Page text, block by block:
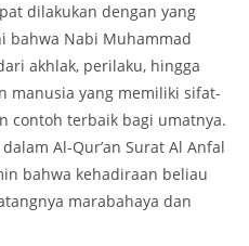
dilakukan dengan yang
bahwa Nabi Muhammad
akhlak, perilaku, hingga
manusia yang memiliki sifat-
contoh terbaik bagi umatnya.
Al-Qur’an Surat Al Anfal
bahwa kehadiraan beliau
marabahaya dan